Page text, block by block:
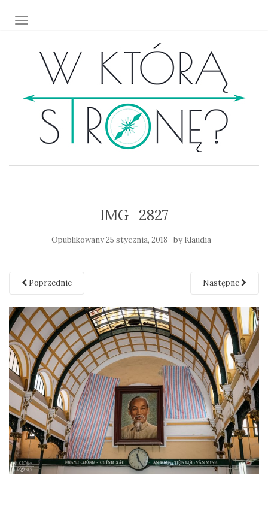
TOGGLE NAVIGATION
IMG_2827
Opublikowany25 stycznia, 2018 by Klaudia
Poprzednie Następne